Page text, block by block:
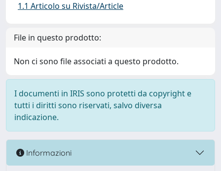
1.1 Articolo su Rivista/Article
File in questo prodotto:
Non ci sono file associati a questo prodotto.
I documenti in IRIS sono protetti da copyright e
tutti i diritti sono riservati, salvo diversa
indicazione.
Informazioni